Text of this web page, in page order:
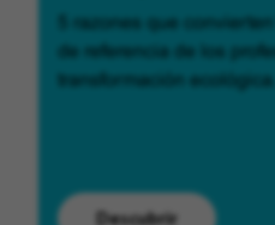
Descubrir